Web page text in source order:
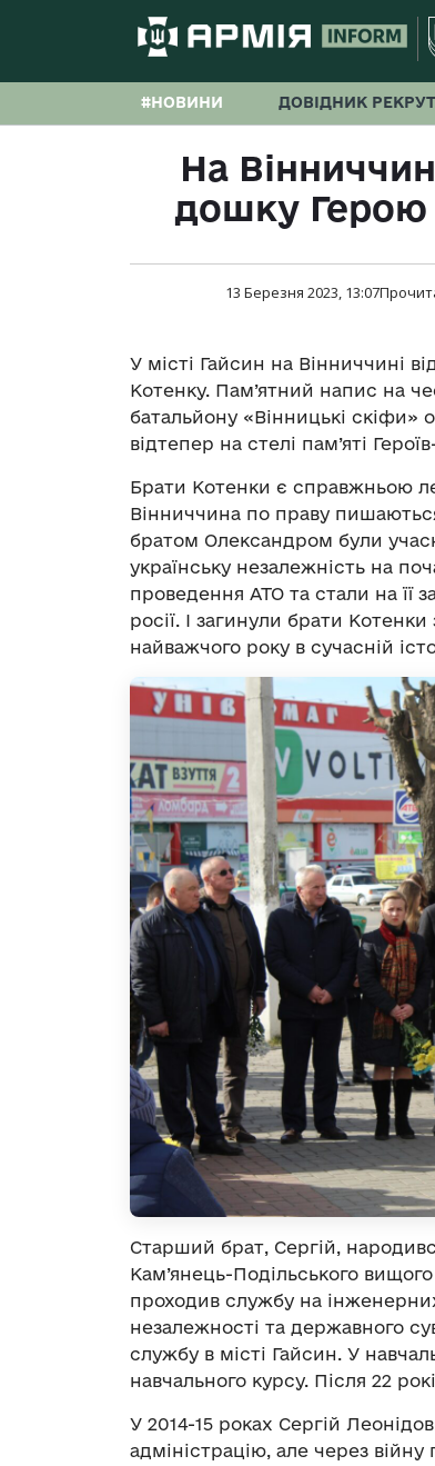
#НОВИНИ ДОВІДНИК
На
дошку Герою
13 Березня 2023, 13:07
У місті Гайсин на Вінниччині
Котенку. Пам’ятний напис на
батальйону «Вінницькі скіфи»
відтепер на стелі пам’яті
Брати Котенки є справжньою
Вінниччина по праву
братом Олександром були
українську незалежність на
проведення АТО та стали на її
росії. І загинули брати
найважчого року в сучасній
Старший брат, Сергій,
Кам’янець-Подільського
проходив службу на
незалежності та державного
службу в місті Гайсин. У
навчального курсу. Після 22
У 2014-15 роках Сергій
адміністрацію, але через